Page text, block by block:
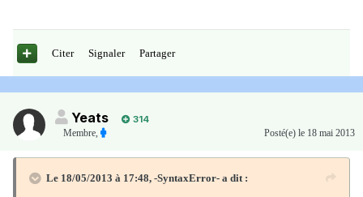
Citer Signaler Partager
Yeats
314
Membre, Posté(e) le 18 mai 2013
Le 18/05/2013 à 17:48, -SyntaxError- a dit :